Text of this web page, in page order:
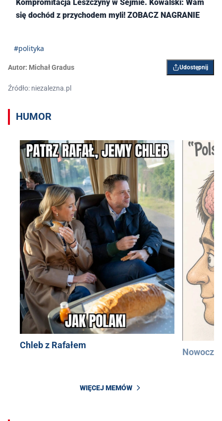
Kompromitacja Leszczyny w Sejmie. Kowalski: Wam
się dochód z przychodem myli! ZOBACZ NAGRANIE
#polityka
Autor: Michał Gradus Udostępnij
Źródło: niezalezna.pl
HUMOR
Chleb z Rafałem
WIĘCEJ MEMÓW